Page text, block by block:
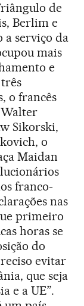
de
Berlim e
a serviço da
mais
e
o francês
Sikorski,
o
Maidan
franco-
nas
primeiro
horas se
do
evitar
que seja
e a UE”.